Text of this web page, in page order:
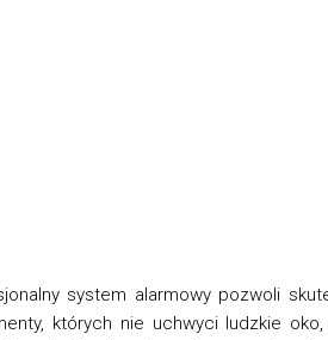
system alarmowy pozwoli
których nie uchwyci ludzkie oko,